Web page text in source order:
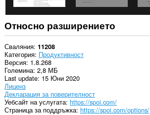
Това
разширение
може
да
осъществява
достъп
до
разделите
и
дейността
на
сърфиране.
Относно разширението
Сваляния 11208
Категория Продуктивност
Версия 1.8.268
Големина 2,8 МБ
Last update 15 Юни 2020
Лиценз
Декларация за поверителност
Уебсайт на услугата https://spoi.com/
Страница за поддръжка https://spoi.com/options/